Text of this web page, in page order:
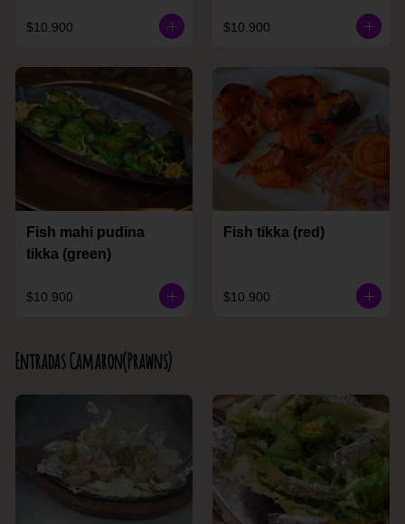
$10.900 $10.900
Fish mahi pudina
tikka (green)
$10.900
Fish tikka (red)
$10.900
Entradas Camaron(Prawns)